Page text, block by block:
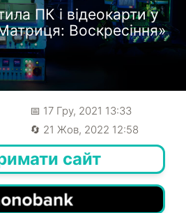
ПК і відеокарти у
Воскресіння»
📅 17 Гру, 2021 13:33
🔄 21 Жов, 2022 12:58
сайт